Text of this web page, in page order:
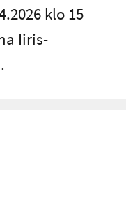
klo 15
Iiris-